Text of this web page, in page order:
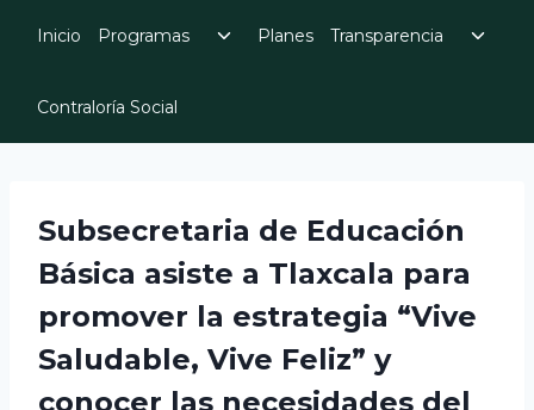
Inicio Programas
Toggle
childPlanes Transparencia
Contraloría Social
Subsecretaria de Educación
Básica asiste a Tlaxcala para
promover la estrategia “Vive
Saludable, Vive Feliz” y
conocer las necesidades del